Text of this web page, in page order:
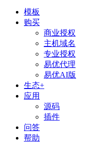
模板
购买
商业授权
主机域名
专业授权
易优代理
易优AI版
生态+
应用
源码
插件
问答
帮助